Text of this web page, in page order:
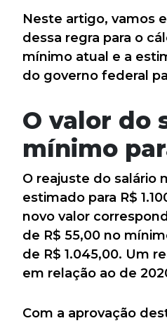
Neste artigo, vamos
dessa regra para o
mínimo atual e a
do governo federal
O valor do
mínimo
O reajuste do salário
estimado para R$
novo valor
de R$ 55,00 no
de R$ 1.045,00. Um
em relação ao de
Com a aprovação